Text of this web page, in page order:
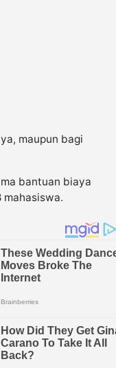
maupun bagi
bantuan biaya
mahasiswa.